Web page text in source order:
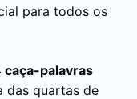
para todos os
caça-palavras
das quartas de